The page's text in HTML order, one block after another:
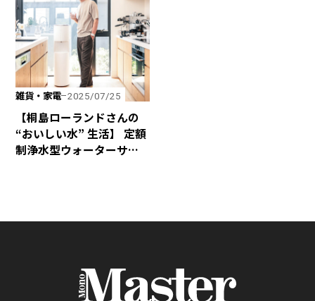
雑貨・家電 2025/07/25
【桐島ローランドさんの
“おいしい水” 生活】 定額
制浄水型ウォーターサー